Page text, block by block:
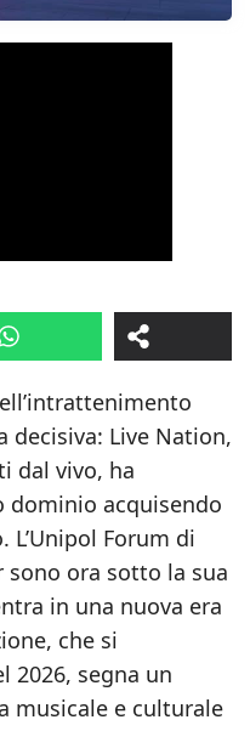
decisiva: Live Nation,
dal vivo, ha
dominio acquisendo
Forum di
sono ora sotto la sua
in una nuova era
che si
2026, segna un
musicale e culturale